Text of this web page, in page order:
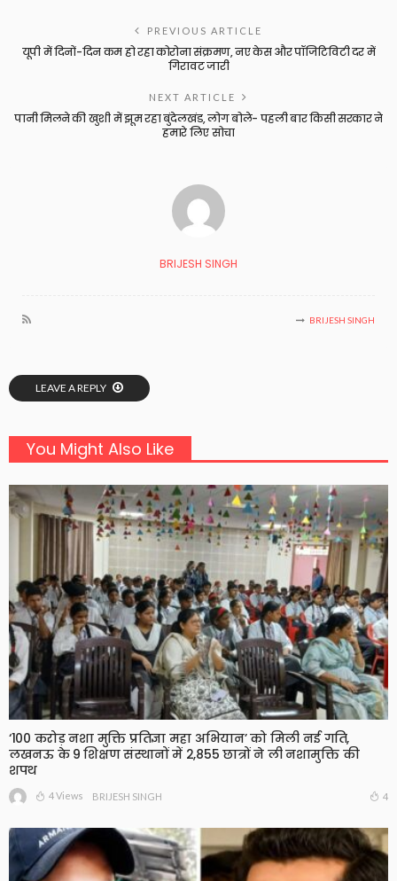
PREVIOUS ARTICLE
यूपी में दिनों-दिन कम हो रहा कोरोना संक्रमण, नए केस और पॉजिटिविटी दर में
गिरावट जारी
NEXT ARTICLE
पानी मिलने की खुशी में झूम रहा बुंदेलखंड, लोग बोले- पहली बार किसी सरकार ने
हमारे लिए सोचा
BRIJESH SINGH
BRIJESH SINGH
LEAVE A REPLY
You Might Also Like
‘100 करोड़ नशा मुक्ति प्रतिज्ञा महा अभियान’ को मिली नई गति,
लखनऊ के 9 शिक्षण संस्थानों में 2,855 छात्रों ने ली नशामुक्ति की
शपथ
4 Views BRIJESH SINGH 4